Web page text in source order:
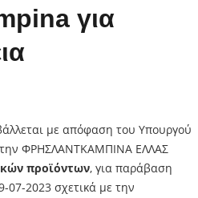
για
με απόφαση του Υπουργού
ΦΡΗΣΛΑΝΤΚΑΜΠΙΝΑ ΕΛΛΑΣ
προϊόντων, για παράβαση
07-2023 σχετικά με την